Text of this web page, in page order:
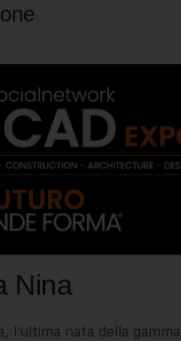
Nina
l’ultima nata della